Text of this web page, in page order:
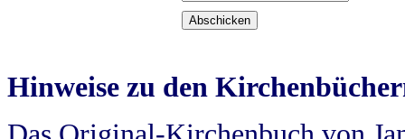
Hinweise zu den